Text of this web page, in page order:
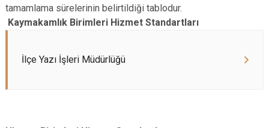
Dinar
Emirdağ
Sultandağı
Sinanpaşa
tamamlama sürelerinin belirtildiği tablodur.
Kaymakamlık Birimleri Hizmet Standartları
İlçe Yazı İşleri Müdürlüğü